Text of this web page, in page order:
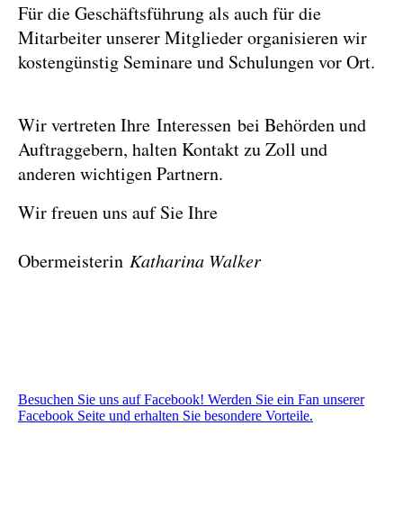
Für die Geschäftsführung als auch für die
Mitarbeiter unserer Mitglieder organisieren wir
kostengünstig Seminare und Schulungen vor Ort.
Wir vertreten Ihre Interessen bei Behörden und
Auftraggebern, halten Kontakt zu Zoll und
anderen wichtigen Partnern.
Wir freuen uns auf Sie Ihre
Obermeisterin Katharina Walker
Besuchen Sie uns auf Facebook! Werden Sie ein Fan unserer
Facebook Seite und erhalten Sie besondere Vorteile.